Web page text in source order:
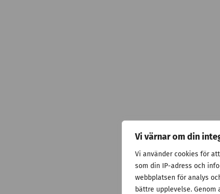
Vi värnar om din
Vi använder cookies för
som din IP-adress och
webbplatsen för analys
bättre upplevelse.